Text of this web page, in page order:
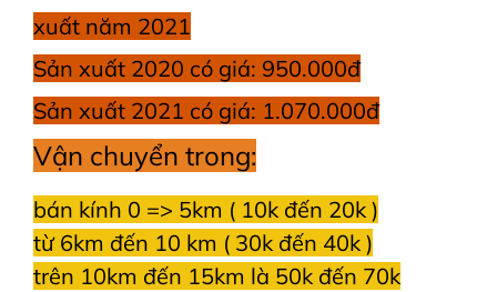
xuất năm 2021
Sản xuất 2020 có giá: 950.000đ
Sản xuất 2021 có giá: 1.070.000đ
Vận chuyển trong:
bán kính 0 => 5km ( 10k đến 20k )
từ 6km đến 10 km ( 30k đến 40k )
trên 10km đến 15km là 50k đến 70k